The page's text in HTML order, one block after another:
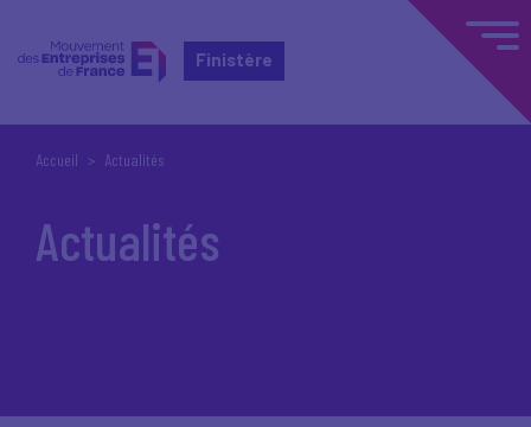
Finistère
Accueil Actualités
Actualités